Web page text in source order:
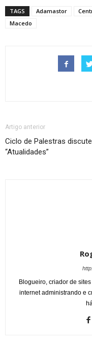
TAGS Adamastor
Macedo
Artigo anterior
Ciclo de Palestras discute
“Atualidades”
Blogueiro, criador de
internet administrando e